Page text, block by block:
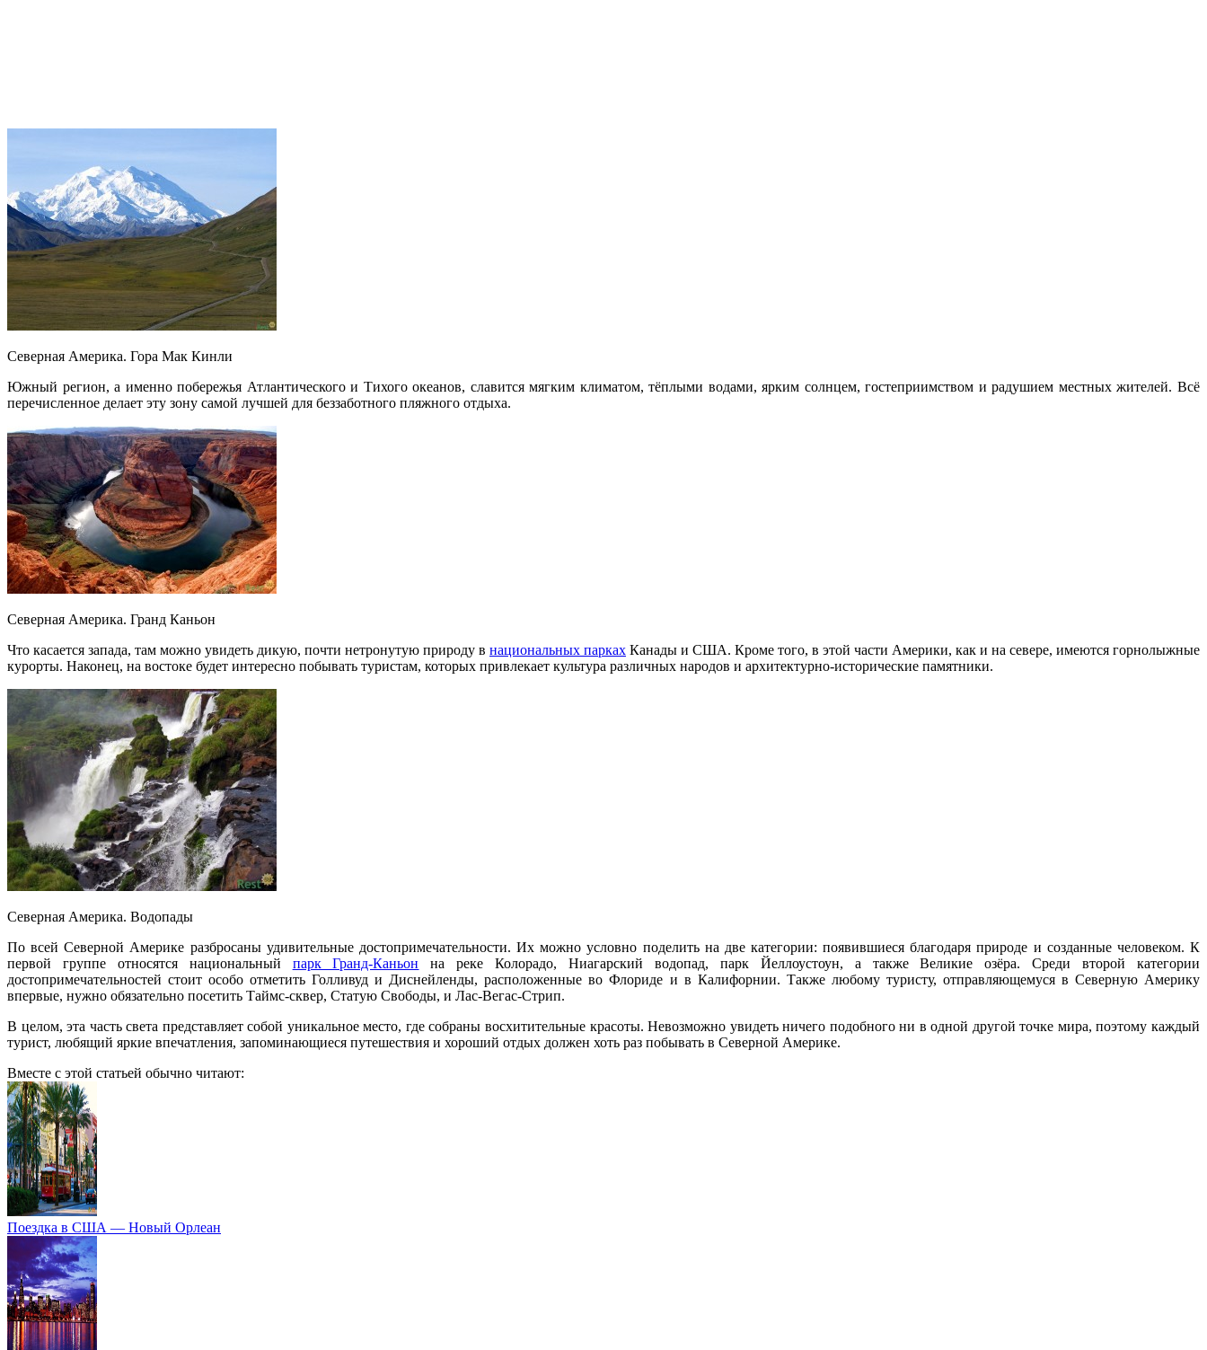
Северная Америка. Гора Мак Кинли
Южный регион, а именно побережья Атлантического и Тихого океанов, славится мягким климатом, тёплыми водами, ярким солнцем, гостеприимством и радушием местных жителей. Всё
перечисленное делает эту зону самой лучшей для беззаботного пляжного отдыха.
Северная Америка. Гранд Каньон
Что касается запада, там можно увидеть дикую, почти нетронутую природу в национальных парках Канады и США. Кроме того, в этой части Америки, как и на севере, имеются горнолыжные
курорты. Наконец, на востоке будет интересно побывать туристам, которых привлекает культура различных народов и архитектурно-исторические памятники.
Северная Америка. Водопады
По всей Северной Америке разбросаны удивительные достопримечательности. Их можно условно поделить на две категории: появившиеся благодаря природе и созданные человеком. К
первой группе относятся национальный парк Гранд-Каньон на реке Колорадо, Ниагарский водопад, парк Йеллоустоун, а также Великие озёра. Среди второй категории
достопримечательностей стоит особо отметить Голливуд и Диснейленды, расположенные во Флориде и в Калифорнии. Также любому туристу, отправляющемуся в Северную Америку
впервые, нужно обязательно посетить Таймс-сквер, Статую Свободы, и Лас-Вегас-Стрип.
В целом, эта часть света представляет собой уникальное место, где собраны восхитительные красоты. Невозможно увидеть ничего подобного ни в одной другой точке мира, поэтому каждый
турист, любящий яркие впечатления, запоминающиеся путешествия и хороший отдых должен хоть раз побывать в Северной Америке.
Вместе с этой статьей обычно читают:
Поездка в США — Новый Орлеан